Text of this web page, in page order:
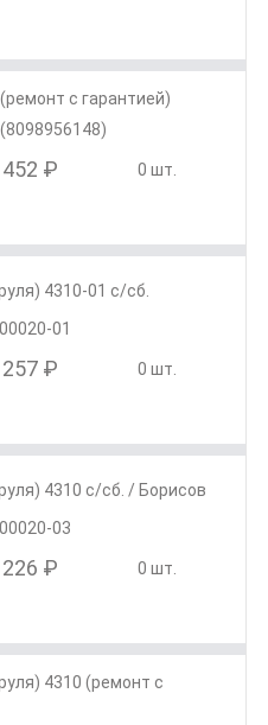
с гарантией)
₽ 0 шт.
4310-01 с/сб.
01
₽ 0 шт.
4310 с/сб. / Борисов
03
₽ 0 шт.
4310 (ремонт с